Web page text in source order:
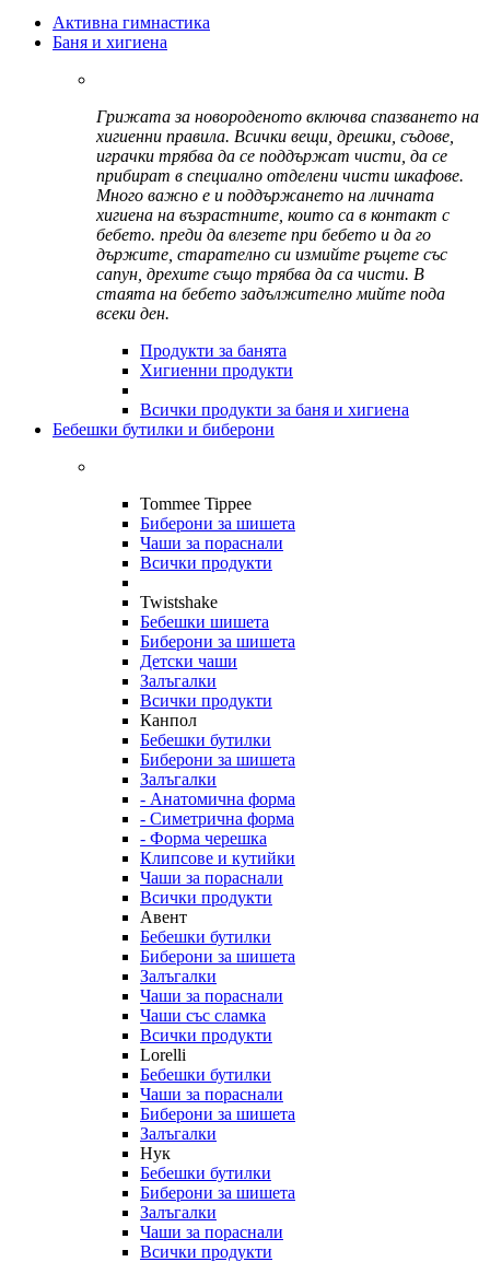
Активна гимнастика
Баня и хигиена
Грижата за новороденото включва спазването на
хигиенни правила. Всички вещи, дрешки, съдове,
играчки трябва да се поддържат чисти, да се
прибират в специално отделени чисти шкафове.
Много важно е и поддържането на личната
хигиена на възрастните, които са в контакт с
бебето. преди да влезете при бебето и да го
държите, старателно си измийте ръцете със
сапун, дрехите също трябва да са чисти. В
стаята на бебето задължително мийте пода
всеки ден.
Продукти за банята
Хигиенни продукти
Всички продукти за баня и хигиена
Бебешки бутилки и биберони
Tommee Tippee
Биберони за шишета
Чаши за пораснали
Всички продукти
Twistshake
Бебешки шишета
Биберони за шишета
Детски чаши
Залъгалки
Всички продукти
Канпол
Бебешки бутилки
Биберони за шишета
Залъгалки
- Анатомична форма
- Симетрична форма
- Форма черешка
Клипсове и кутийки
Чаши за пораснали
Всички продукти
Авент
Бебешки бутилки
Биберони за шишета
Залъгалки
Чаши за пораснали
Чаши със сламка
Всички продукти
Lorelli
Бебешки бутилки
Чаши за пораснали
Биберони за шишета
Залъгалки
Нук
Бебешки бутилки
Биберони за шишета
Залъгалки
Чаши за пораснали
Всички продукти